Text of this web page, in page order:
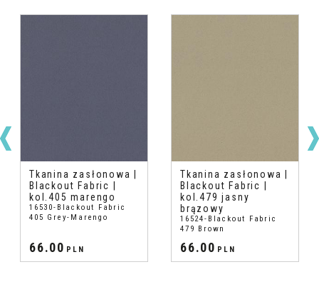
Tkanina zasłonowa |
Blackout Fabric |
kol.405 marengo
16530-Blackout Fabric
405 Grey-Marengo
66.00 PLN
Tkanina zasłonowa |
Blackout Fabric |
kol.479 jasny
brązowy
16524-Blackout Fabric
479 Brown
66.00 PLN